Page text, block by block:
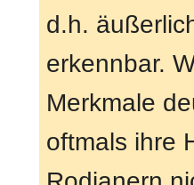
d.h.
erkennbar.
Merkmale
oftmals ihre